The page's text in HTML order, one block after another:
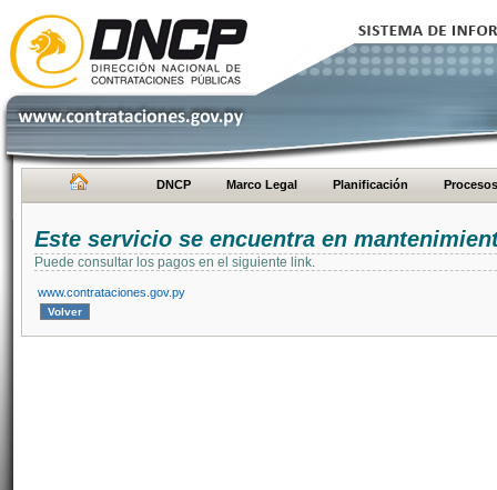
DNCP Marco Legal Planificación Procesos
Este servicio se encuentra en
Puede consultar los pagos en el siguiente link.
www.contrataciones.gov.py